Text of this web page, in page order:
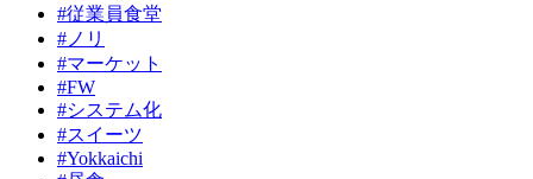
#従業員食堂
#ノリ
#マーケット
#FW
#システム化
#スイーツ
#Yokkaichi